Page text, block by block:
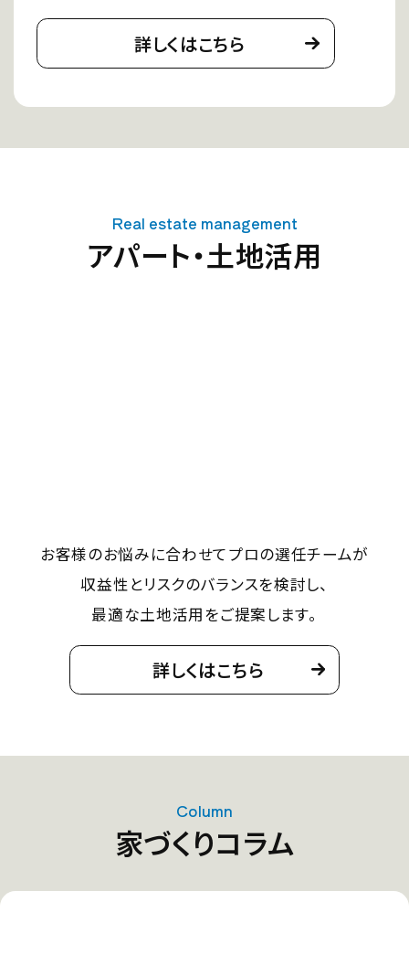
詳しくはこちら
Real estate management
アパート・土地活用
お客様のお悩みに合わせてプロの選任チームが
収益性とリスクのバランスを検討し、
最適な土地活用をご提案します。
詳しくはこちら
Column
家づくりコラム